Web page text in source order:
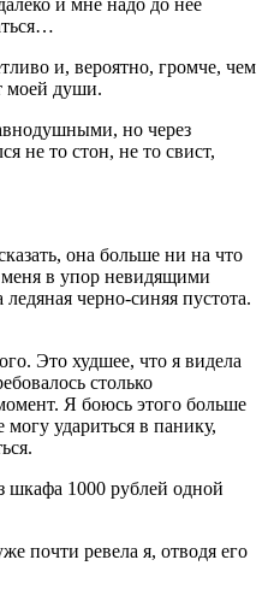
и мне надо до нее
и, вероятно, громче, чем
моей души.
но через
не то стон, не то свист,
она больше ни на что
в упор невидящими
черно-синяя пустота.
Это худшее, что я видела
столько
Я боюсь этого больше
удариться в панику,
шкафа 1000 рублей одной
почти ревела я, отводя его